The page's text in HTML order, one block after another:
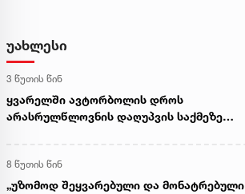
უახლესი
3 წუთის წინ
ყვარელში ავტორბოლის დროს
არასრულწლოვნის დაღუპვის საქმეზე
8 წუთის წინ
„უზომოდ შეყვარებული და მონატრებული